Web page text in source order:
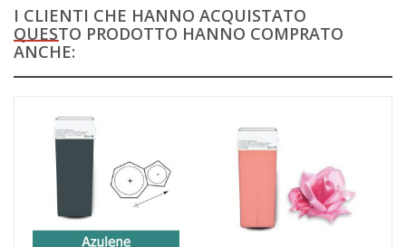
I CLIENTI CHE HANNO ACQUISTATO
QUESTO PRODOTTO HANNO COMPRATO
ANCHE: